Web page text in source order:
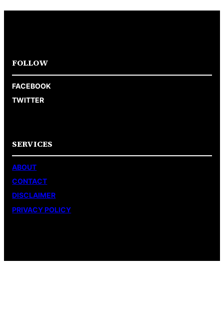
FOLLOW
FACEBOOK
TWITTER
SERVICES
ABOUT
CONTACT
DISCLAIMER
PRIVACY POLICY